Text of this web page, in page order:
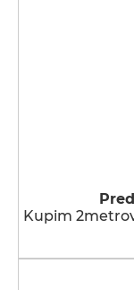
Kupim